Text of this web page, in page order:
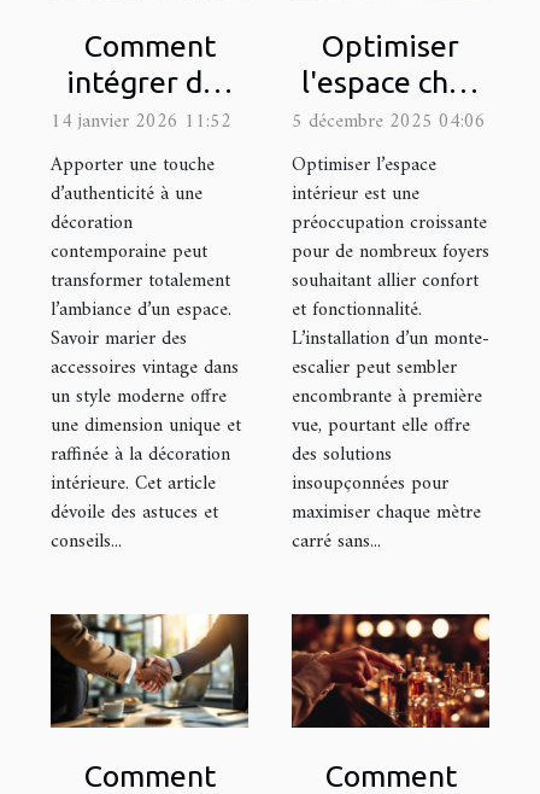
Comment
intégrer des
accessoires
vintage dans
un style
moderne ?
14 janvier 2026 11:52
Apporter une touche
d’authenticité à une
décoration
contemporaine peut
transformer totalement
l’ambiance d’un espace.
Savoir marier des
accessoires vintage dans
un style moderne offre
une dimension unique et
raffinée à la décoration
intérieure. Cet article
dévoile des astuces et
conseils...
Optimiser
l'espace chez
soi : est-ce
possible avec
un monte-
escalier ?
5 décembre 2025 04:06
Optimiser l’espace
intérieur est une
préoccupation croissante
pour de nombreux foyers
souhaitant allier confort
et fonctionnalité.
L’installation d’un monte-
escalier peut sembler
encombrante à première
vue, pourtant elle offre
des solutions
insoupçonnées pour
maximiser chaque mètre
carré sans...
Comment
Comment